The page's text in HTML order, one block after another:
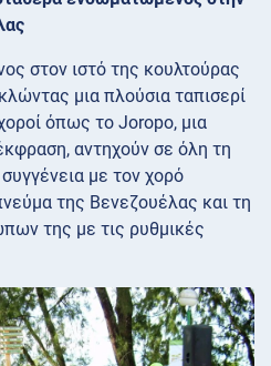
στον ιστό της κουλτούρας
μια πλούσια ταπισερί
όπως το Joropo, μια
αντηχούν σε όλη τη
με τον χορό
της Βενεζουέλας και τη
της με τις ρυθμικές